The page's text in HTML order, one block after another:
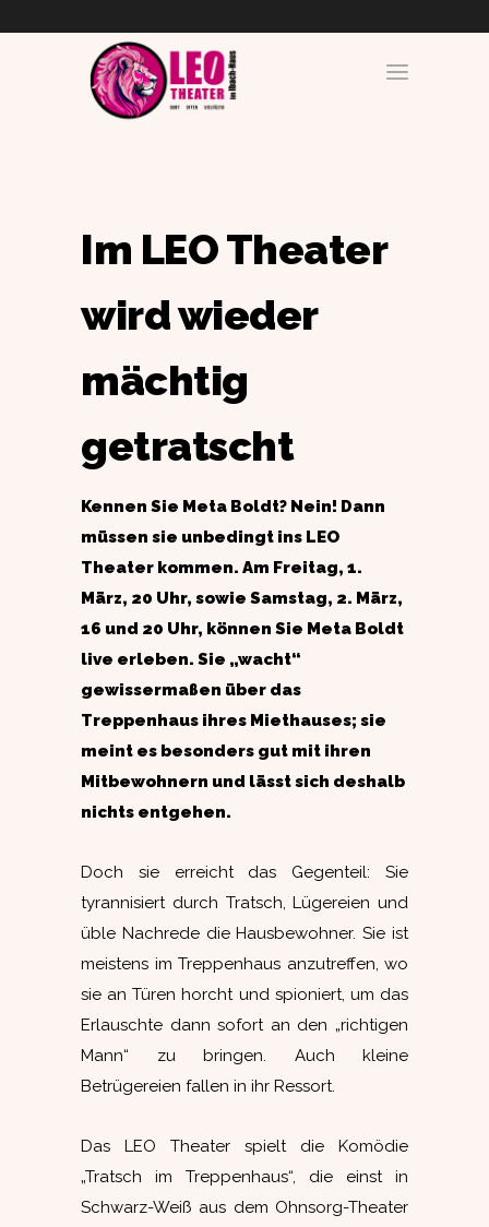
Im LEO Theater
wird wieder
mächtig
getratscht
Kennen Sie Meta Boldt? Nein! Dann
müssen sie unbedingt ins LEO
Theater kommen. Am Freitag, 1.
März, 20 Uhr, sowie Samstag, 2. März,
16 und 20 Uhr, können Sie Meta Boldt
live erleben. Sie „wacht“
gewissermaßen über das
Treppenhaus ihres Miethauses; sie
meint es besonders gut mit ihren
Mitbewohnern und lässt sich deshalb
nichts entgehen.
Doch sie erreicht das Gegenteil: Sie
tyrannisiert durch Tratsch, Lügereien und
üble Nachrede die Hausbewohner. Sie ist
meistens im Treppenhaus anzutreffen, wo
sie an Türen horcht und spioniert, um das
Erlauschte dann sofort an den „richtigen
Mann“ zu bringen. Auch kleine
Betrügereien fallen in ihr Ressort.
Das LEO Theater spielt die Komödie
„Tratsch im Treppenhaus“, die einst in
Schwarz-Weiß aus dem Ohnsorg-Theater